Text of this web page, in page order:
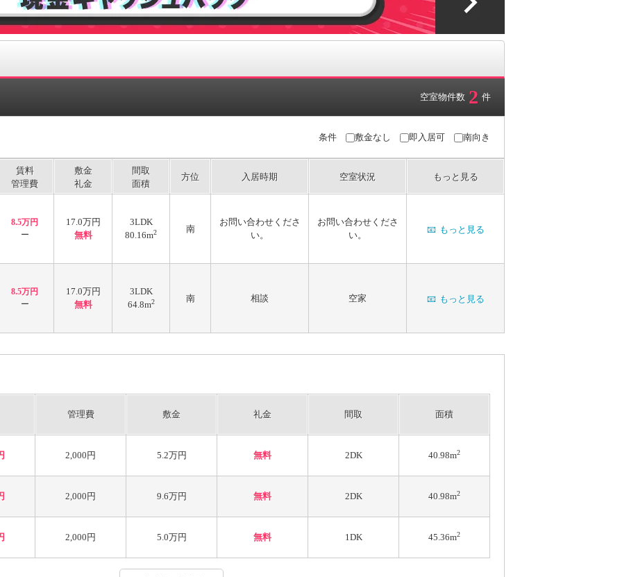
空室物件数 2 件
条件 敷金なし 即入居可 南向き
賃料
管理費
敷金
礼金
間取
面積
方位 入居時期 空室状況 もっと見る
8.5万円
ー
17.0万円
無料
3LDK
80.16m2 南
お問い合わせくださ
い。
お問い合わせくださ
い。
📧 もっと見る
8.5万円
ー
17.0万円
無料
3LDK
64.8m2 南 相談 空家 📧 もっと見る
管理費 敷金 礼金 間取 面積
2,000円 5.2万円 無料 2DK 40.98m2
2,000円 9.6万円 無料 2DK 40.98m2
2,000円 5.0万円 無料 1DK 45.36m2